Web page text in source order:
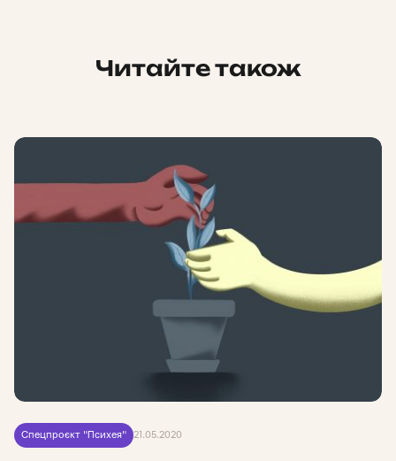
Читайте також
Спецпроєкт "Психея" 21.05.2020